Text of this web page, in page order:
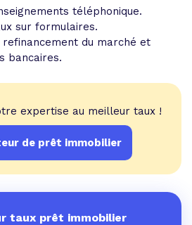
téléphonique.
sur formulaires.
du marché et
bancaires.
expertise au meilleur taux !
de prêt immobilier
taux prêt immobilier